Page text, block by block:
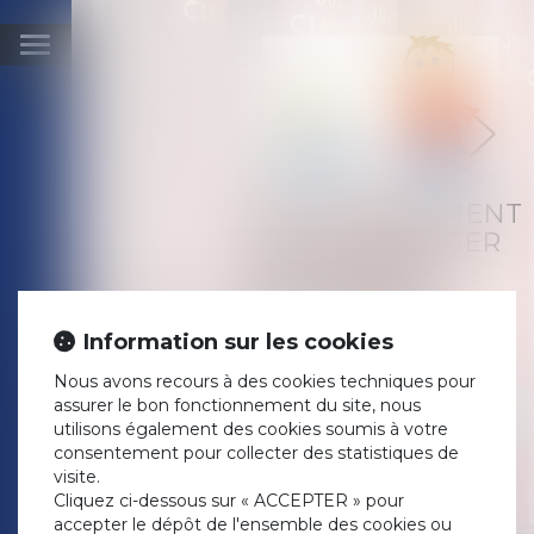
Ouvrir
UN AMENDEMENT
POUR PROTÉGER
INTERSEXES
Publié le :03/02/2021
personnes et de leur
patrimoine/Filiation
Source :www.lemonde.fr
Avec l’arrivée du projet de loi «
républicains » à l’Assemblée
Information sur les cookies
Nous avons recours à des cookies techniques pour
assurer le bon fonctionnement du site, nous
utilisons également des cookies soumis à votre
consentement pour collecter des statistiques de
visite.
Cliquez ci-dessous sur « ACCEPTER » pour
accepter le dépôt de l'ensemble des cookies ou